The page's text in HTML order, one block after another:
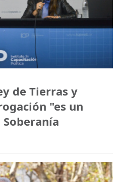
de Tierras y
"es un